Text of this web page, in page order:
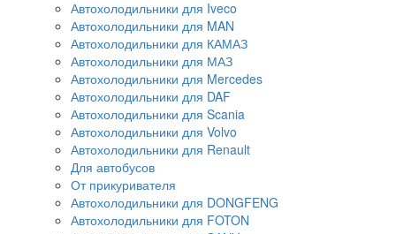
Автохолодильники для Iveco
Автохолодильники для MAN
Автохолодильники для КАМАЗ
Автохолодильники для МАЗ
Автохолодильники для Mercedes
Автохолодильники для DAF
Автохолодильники для Scania
Автохолодильники для Volvo
Автохолодильники для Renault
Для автобусов
От прикуривателя
Автохолодильники для DONGFENG
Автохолодильники для FOTON